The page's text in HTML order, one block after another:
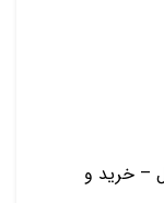
– خرید و